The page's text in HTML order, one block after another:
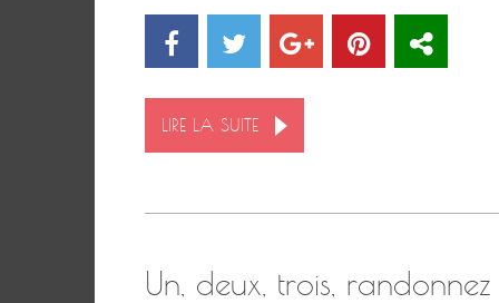
LIRE LA SUITE
Un, deux, trois,